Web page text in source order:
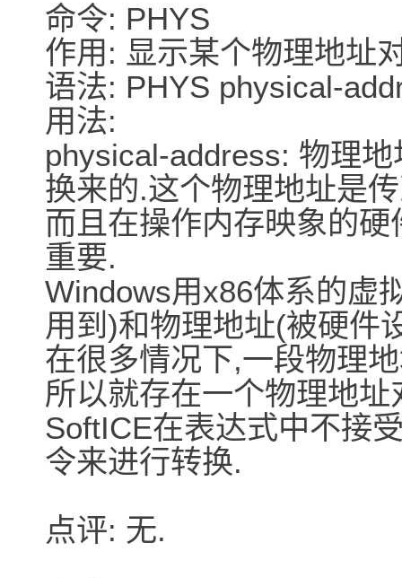
命令: PHYS
作用: 显示某个物理地址
语法: PHYS physical-
用法:
physical-address: 物理
换来的.这个物理地址是
而且在操作内存映象的
重要.
Windows用x86体系的虚
用到)和物理地址(被硬件
在很多情况下,一段物理
所以就存在一个物理地
SoftICE在表达式中不接
令来进行转换.
点评: 无.